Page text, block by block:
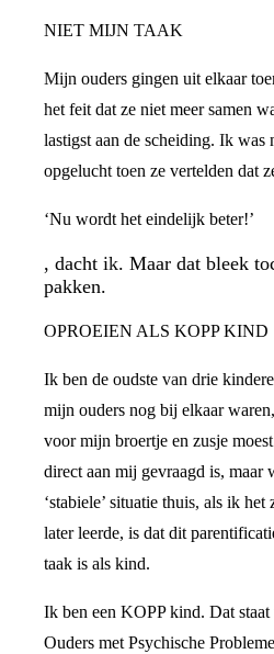
NIET MIJN TAAK
Mijn ouders gingen uit elkaar
het feit dat ze niet meer samen
lastigst aan de scheiding. Ik was
opgelucht toen ze vertelden dat
‘Nu wordt het eindelijk beter!’
, dacht ik. Maar dat bleek
pakken.
OPROEIEN ALS KOPP KIND
Ik ben de oudste van drie
mijn ouders nog bij elkaar
voor mijn broertje en zusje
direct aan mij gevraagd is, maar
‘stabiele’ situatie thuis, als ik
later leerde, is dat dit
taak is als kind.
Ik ben een KOPP kind. Dat
Ouders met Psychische